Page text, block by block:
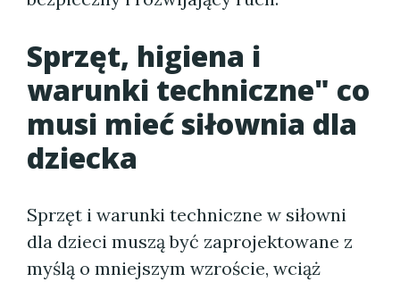
Sprzęt, higiena i
warunki techniczne" co
musi mieć siłownia dla
dziecka
Sprzęt i warunki techniczne w siłowni
dla dzieci muszą być zaprojektowane z
myślą o mniejszym wzroście, wciąż